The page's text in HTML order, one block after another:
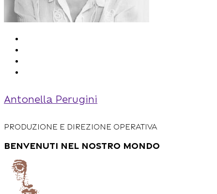
Antonella Perugini
Produzione e Direzione Operativa
benvenuti nel nostro mondo